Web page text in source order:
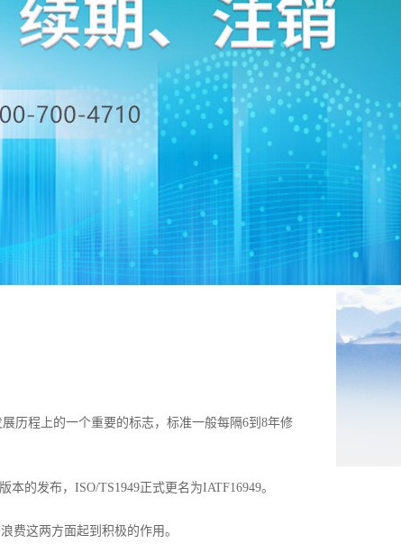
历程上的一个重要的标志，标准一般每隔6到8年修
的发布，ISO/TS1949正式更名为IATF16949。
这两方面起到积极的作用。